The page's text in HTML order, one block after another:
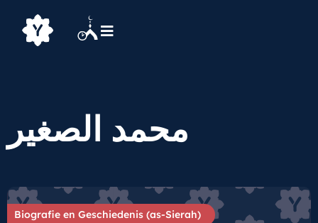
محمد الصغير
Biografie en Geschiedenis (as-Sierah)